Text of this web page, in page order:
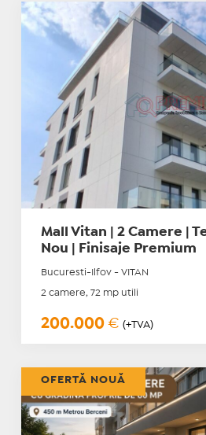
Mall Vitan | 2 Camere |
Nou | Finisaje Premium
Bucuresti-Ilfov - VITAN
2 camere, 72 mp utili
200.000 € (+TVA)
OFERTĂ NOUĂ